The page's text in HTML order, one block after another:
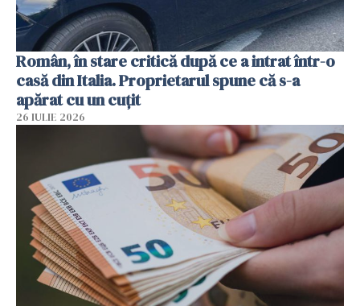
Român, în stare critică după ce a intrat într-o
casă din Italia. Proprietarul spune că s-a
apărat cu un cuțit
26 IULIE 2026